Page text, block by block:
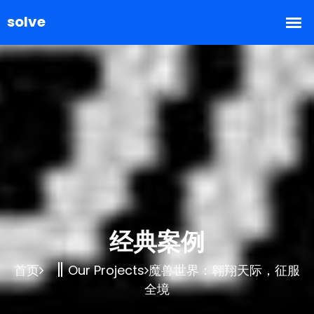
经典案例
首页 Our Projects 魔兽世界：翱翔天际，征服
全境